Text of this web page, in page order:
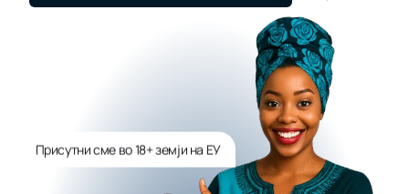
Присутни сме во 18+ земји на ЕУ